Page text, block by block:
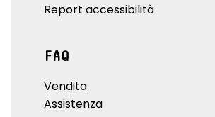
Report accessibilità
FAQ
Vendita
Assistenza